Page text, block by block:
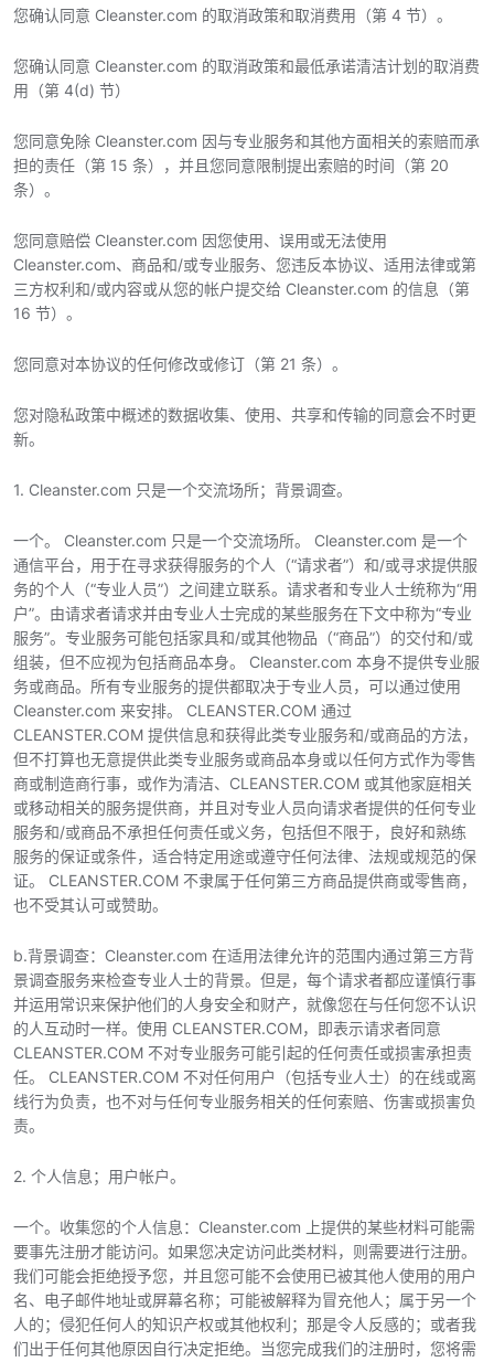
您确认同意 Cleanster.com 的取消政策和取消费用（第 4 节）。
您确认同意 Cleanster.com 的取消政策和最低承诺清洁计划的取消费
用（第 4(d) 节）
您同意免除 Cleanster.com 因与专业服务和其他方面相关的索赔而承
担的责任（第 15 条），并且您同意限制提出索赔的时间（第 20
条）。
您同意赔偿 Cleanster.com 因您使用、误用或无法使用
Cleanster.com、商品和/或专业服务、您违反本协议、适用法律或第
三方权利和/或内容或从您的帐户提交给 Cleanster.com 的信息（第
16 节）。
您同意对本协议的任何修改或修订（第 21 条）。
您对隐私政策中概述的数据收集、使用、共享和传输的同意会不时更
新。
1. Cleanster.com 只是一个交流场所；背景调查。
一个。 Cleanster.com 只是一个交流场所。 Cleanster.com 是一个
通信平台，用于在寻求获得服务的个人（“请求者”）和/或寻求提供服
务的个人（“专业人员”）之间建立联系。请求者和专业人士统称为“用
户”。由请求者请求并由专业人士完成的某些服务在下文中称为“专业
服务”。专业服务可能包括家具和/或其他物品（“商品”）的交付和/或
组装，但不应视为包括商品本身。 Cleanster.com 本身不提供专业服
务或商品。所有专业服务的提供都取决于专业人员，可以通过使用
Cleanster.com 来安排。 CLEANSTER.COM 通过
CLEANSTER.COM 提供信息和获得此类专业服务和/或商品的方法，
但不打算也无意提供此类专业服务或商品本身或以任何方式作为零售
商或制造商行事，或作为清洁、CLEANSTER.COM 或其他家庭相关
或移动相关的服务提供商，并且对专业人员向请求者提供的任何专业
服务和/或商品不承担任何责任或义务，包括但不限于，良好和熟练
服务的保证或条件，适合特定用途或遵守任何法律、法规或规范的保
证。 CLEANSTER.COM 不隶属于任何第三方商品提供商或零售商，
也不受其认可或赞助。
b.背景调查：Cleanster.com 在适用法律允许的范围内通过第三方背
景调查服务来检查专业人士的背景。但是，每个请求者都应谨慎行事
并运用常识来保护他们的人身安全和财产，就像您在与任何您不认识
的人互动时一样。使用 CLEANSTER.COM，即表示请求者同意
CLEANSTER.COM 不对专业服务可能引起的任何责任或损害承担责
任。 CLEANSTER.COM 不对任何用户（包括专业人士）的在线或离
线行为负责，也不对与任何专业服务相关的任何索赔、伤害或损害负
责。
2. 个人信息；用户帐户。
一个。收集您的个人信息：Cleanster.com 上提供的某些材料可能需
要事先注册才能访问。如果您决定访问此类材料，则需要进行注册。
我们可能会拒绝授予您，并且您可能不会使用已被其他人使用的用户
名、电子邮件地址或屏幕名称；可能被解释为冒充他人；属于另一个
人的；侵犯任何人的知识产权或其他权利；那是令人反感的；或者我
们出于任何其他原因自行决定拒绝。当您完成我们的注册时，您将需